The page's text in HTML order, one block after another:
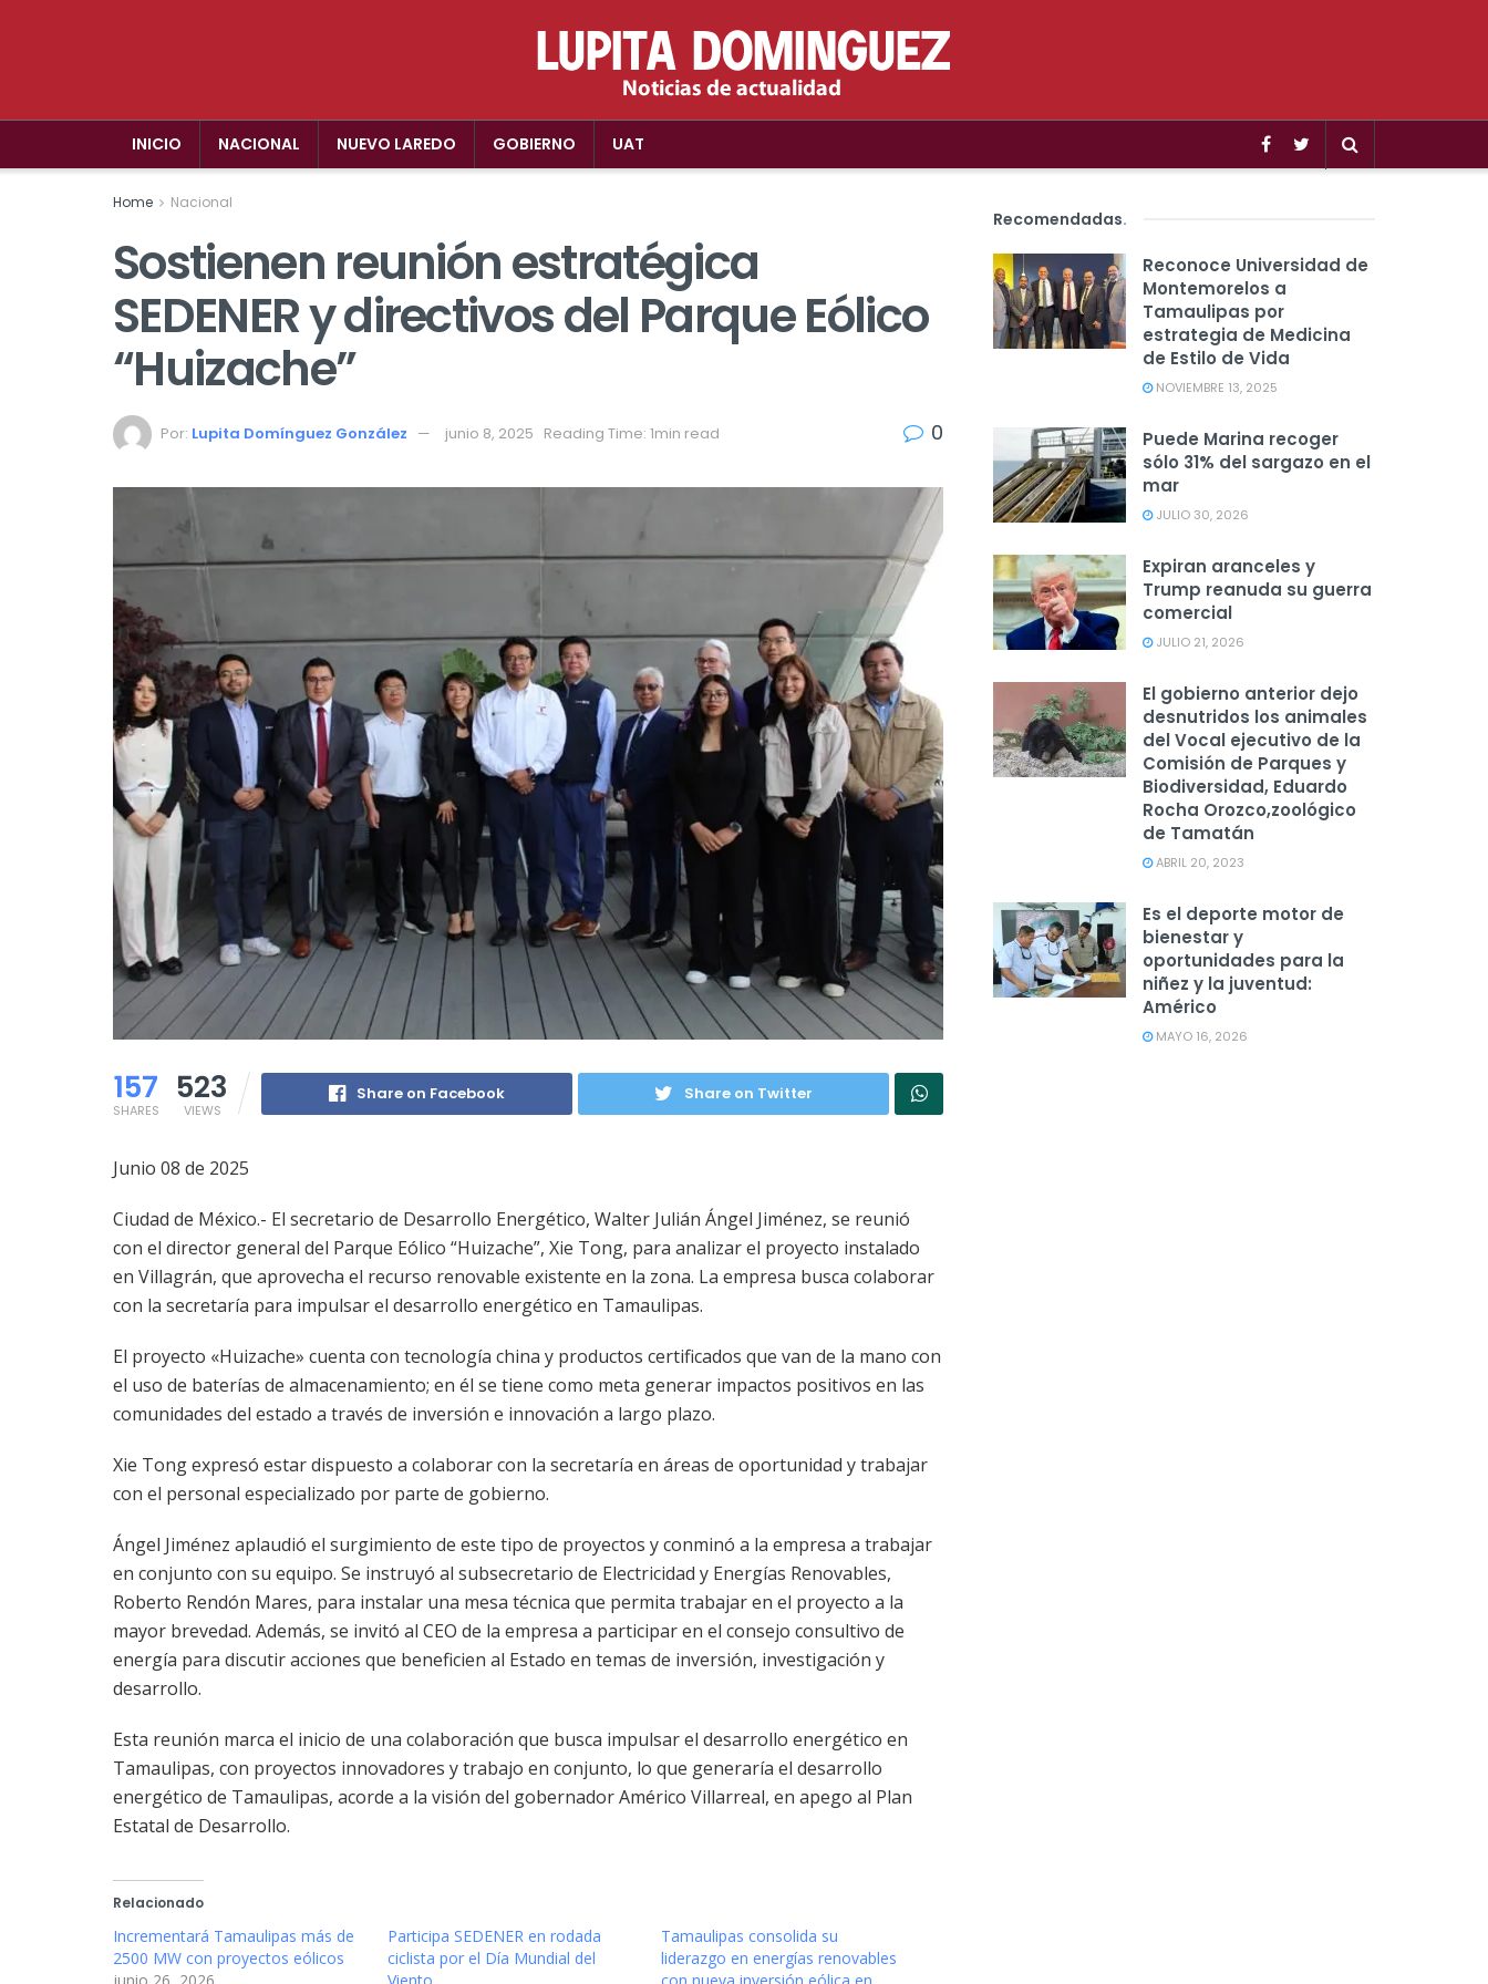
INICIO NACIONAL NUEVO LAREDO GOBIERNO UAT
Home Nacional
Sostienen reunión estratégica
SEDENER y directivos del Parque Eólico
“Huizache”
Por: Lupita Domínguez González junio 8, 2025 Reading Time: 1min read 0
157
SHARES
523
VIEWS
Share on Facebook Share on Twitter
Junio 08 de 2025
Ciudad de México.- El secretario de Desarrollo Energético, Walter Julián Ángel Jiménez, se reunió
con el director general del Parque Eólico “Huizache”, Xie Tong, para analizar el proyecto instalado
en Villagrán, que aprovecha el recurso renovable existente en la zona. La empresa busca colaborar
con la secretaría para impulsar el desarrollo energético en Tamaulipas.
El proyecto «Huizache» cuenta con tecnología china y productos certificados que van de la mano con
el uso de baterías de almacenamiento; en él se tiene como meta generar impactos positivos en las
comunidades del estado a través de inversión e innovación a largo plazo.
Xie Tong expresó estar dispuesto a colaborar con la secretaría en áreas de oportunidad y trabajar
con el personal especializado por parte de gobierno.
Ángel Jiménez aplaudió el surgimiento de este tipo de proyectos y conminó a la empresa a trabajar
en conjunto con su equipo. Se instruyó al subsecretario de Electricidad y Energías Renovables,
Roberto Rendón Mares, para instalar una mesa técnica que permita trabajar en el proyecto a la
mayor brevedad. Además, se invitó al CEO de la empresa a participar en el consejo consultivo de
energía para discutir acciones que beneficien al Estado en temas de inversión, investigación y
desarrollo.
Esta reunión marca el inicio de una colaboración que busca impulsar el desarrollo energético en
Tamaulipas, con proyectos innovadores y trabajo en conjunto, lo que generaría el desarrollo
energético de Tamaulipas, acorde a la visión del gobernador Américo Villarreal, en apego al Plan
Estatal de Desarrollo.
Relacionado
Incrementará Tamaulipas más de
2500 MW con proyectos eólicos
Participa SEDENER en rodada
ciclista por el Día Mundial del
Tamaulipas consolida su
liderazgo en energías renovables
Recomendadas.
Reconoce Universidad de
Montemorelos a
Tamaulipas por
estrategia de Medicina
de Estilo de Vida
NOVIEMBRE 13, 2025
Puede Marina recoger
sólo 31% del sargazo en el
mar
JULIO 30, 2026
Expiran aranceles y
Trump reanuda su guerra
comercial
JULIO 21, 2026
El gobierno anterior dejo
desnutridos los animales
del Vocal ejecutivo de la
Comisión de Parques y
Biodiversidad, Eduardo
Rocha Orozco,zoológico
de Tamatán
ABRIL 20, 2023
Es el deporte motor de
bienestar y
oportunidades para la
niñez y la juventud:
Américo
MAYO 16, 2026